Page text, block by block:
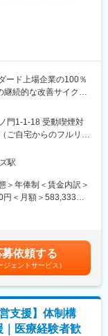
ード上場企業の100％
続的な改善サイクル
中！～
ながる薬局」を中心
ムの開発・運営を行
プロジェクトを着実
しています。
、「なの花薬局」チ
の実現を目指し、患
ジタル医療プラット
局と患者の接点をよ
月現在、友だち登録
局に利用されるサー
門1-1-18 受動喫煙対
ご自宅からのフルリモ
内全面禁煙変更の範
む）
駅
＞年俸制＜賃金内訳＞
＜月額＞583,333円
記です。
募依頼する
ジェントサービス）
支援】体制構
医療経験者歓